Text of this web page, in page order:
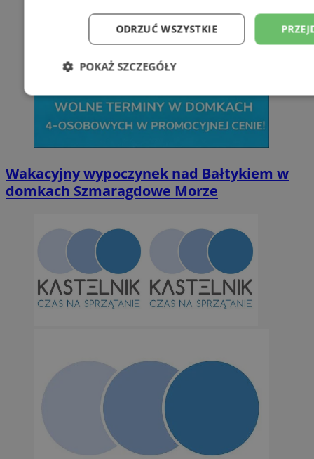
Wakacyjny wypoczynek nad Bałtykiem w
domkach Szmaragdowe Morze
ODRZUĆ WSZYSTKIE
POKAŻ SZCZEGÓŁY
Niezbędne Wydajność
Niesklasyfikowane
Niezbędne Wydajność Targetowanie
Niezbędne pliki cookie umożliwiają korzystanie z podstawowych
takich jak logowanie użytkownika i zarządzanie kontem. Bez
można prawidłowo korzystać ze strony internetowej.
QeSessID
MvSessID